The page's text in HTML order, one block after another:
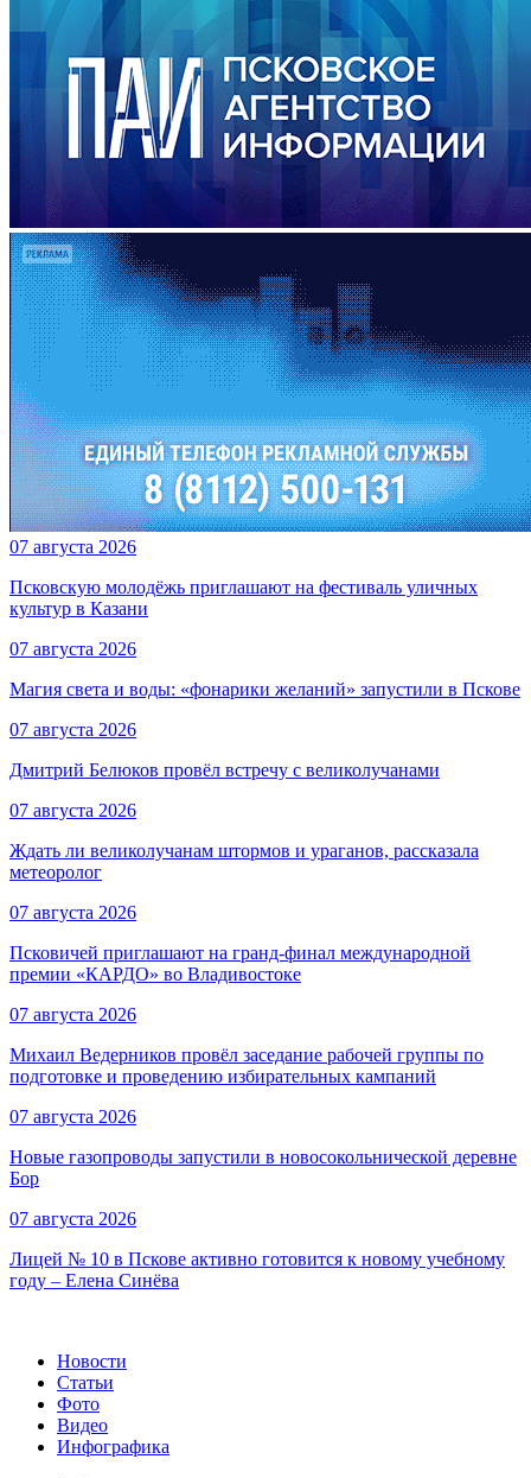
07 августа 2026
Псковскую молодёжь приглашают на фестиваль уличных
культур в Казани
07 августа 2026
Магия света и воды: «фонарики желаний» запустили в Пскове
07 августа 2026
Дмитрий Белюков провёл встречу с великолучанами
07 августа 2026
Ждать ли великолучанам штормов и ураганов, рассказала
метеоролог
07 августа 2026
Псковичей приглашают на гранд‑финал международной
премии «КАРДО» во Владивостоке
07 августа 2026
Михаил Ведерников провёл заседание рабочей группы по
подготовке и проведению избирательных кампаний
07 августа 2026
Новые газопроводы запустили в новосокольнической деревне
Бор
07 августа 2026
Лицей № 10 в Пскове активно готовится к новому учебному
году – Елена Синёва
Новости
Статьи
Фото
Видео
Инфографика